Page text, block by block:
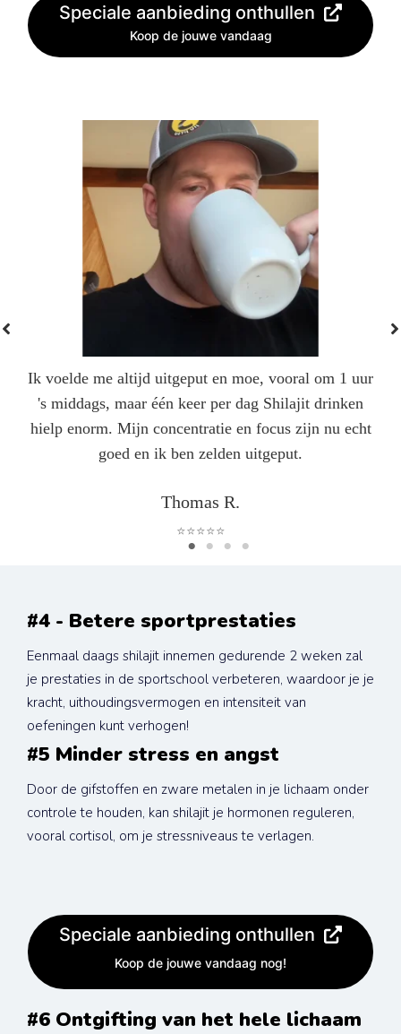
Speciale aanbieding onthullen
Koop de jouwe vandaag
Ik voelde me altijd uitgeput en moe, vooral om 1 uur
's middags, maar één keer per dag Shilajit drinken
hielp enorm. Mijn concentratie en focus zijn nu echt
goed en ik ben zelden uitgeput.
Thomas R.
⭐⭐⭐⭐⭐
#4 - Betere sportprestaties
Eenmaal daags shilajit innemen gedurende 2 weken zal
je prestaties in de sportschool verbeteren, waardoor je je
kracht, uithoudingsvermogen en intensiteit van
oefeningen kunt verhogen!
#5 Minder stress en angst
Door de gifstoffen en zware metalen in je lichaam onder
controle te houden, kan shilajit je hormonen reguleren,
vooral cortisol, om je stressniveaus te verlagen.
Speciale aanbieding onthullen
Koop de jouwe vandaag nog!
#6 Ontgifting van het hele lichaam